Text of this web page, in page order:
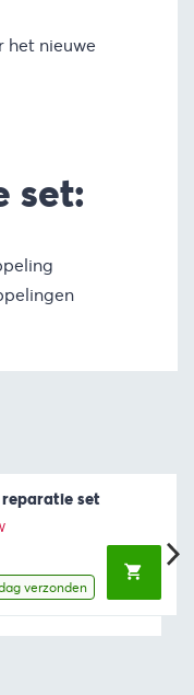
het nieuwe
set:
reparatie set
verzonden